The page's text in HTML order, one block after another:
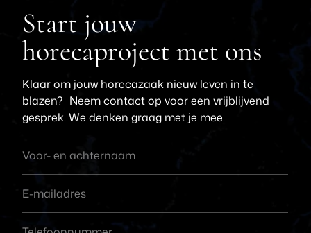
Start jouw
horecaproject met ons
Klaar om jouw horecazaak nieuw leven in te
blazen? Neem contact op voor een vrijblijvend
gesprek. We denken graag met je mee.